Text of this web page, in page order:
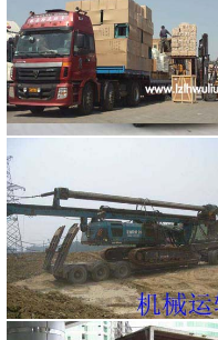
兰州物流整车零担运
输服务
兰州物流机械设备运
输